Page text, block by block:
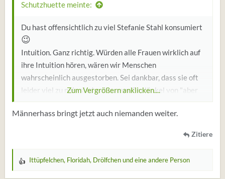
Schutzhuette meinte:
Du hast offensichtlich zu viel Stefanie Stahl konsumiert
😉
Intuition. Ganz richtig. Würden alle Frauen wirklich auf
ihre Intuition hören, wären wir Menschen
wahrscheinlich ausgestorben. Sei dankbar, dass sie oft
leider viel zu naiv sind und eurem Geplänkel von "aber
ich bin ganz anders" glauben schenken. Noch... Denn wie
der Mann inzwischen schmerzlich erfahren darf, sind
Zum Vergrößern anklicken....
Männerhass bringt jetzt auch niemanden weiter.
Zitiere
W
Ittüpfelchen, Floridah, Drölfchenund eine andere Person